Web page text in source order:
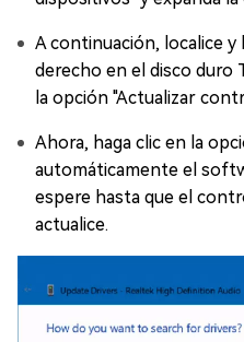
A continuación, localice
derecho en el disco duro
la opción "Actualizar
Ahora, haga clic en la
automáticamente el
espere hasta que el
actualice.